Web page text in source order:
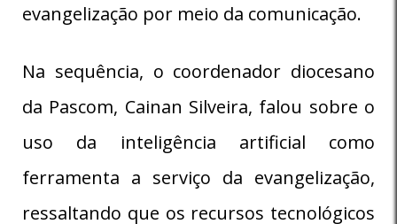
evangelização por meio da comunicação.
Na sequência, o coordenador diocesano
da Pascom, Cainan Silveira, falou sobre o
uso da inteligência artificial como
ferramenta a serviço da evangelização,
ressaltando que os recursos tecnológicos